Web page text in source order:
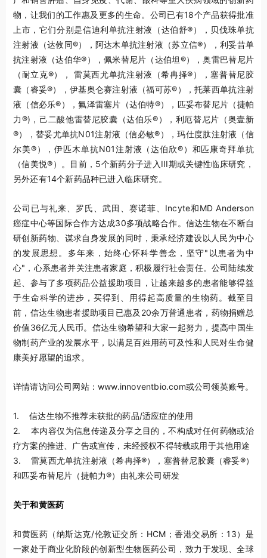
物，让我们的工作惠及更多的生命。公司已有18个产品获得批准
上市，它们分别是信迪利单抗注射液（达伯舒®），贝伐珠单抗
注射液（达攸同®），阿达木单抗注射液（苏立信®），利妥昔单
抗注射液（达伯华®），佩米替尼片（达伯坦®），奥雷巴替尼片
（耐立克®）， 雷莫西尤单抗注射液（希冉择®），塞普替尼胶
囊（睿妥®），伊基奥仑赛注射液（福可苏®），托莱西单抗注射
液（信必乐®），氟泽雷塞片（达伯特®），匹妥布替尼片（捷帕
力®)，己二酸他雷替尼胶囊（达伯乐®），利厄替尼片（奥壹新
®），替妥尤单抗N01注射液（信必敏®），玛仕度肽注射液（信
尔美®），伊匹木单抗N01注射液（达伯欣®）和匹康奇拜单抗
（信美悦®）。目前，5个新药分子进入III期或关键性临床研究，
另外还有14个新药品种已进入临床研究。
公司已与礼来、罗氏、武田、赛诺菲、Incyte和MD Anderson
癌症中心等国际合作方达成30多项战略合作。信达生物在不断自
研创新药物、谋求自身发展的同时，秉承经济建设以人民为中心
的发展思想。多年来，始终心怀科学善念，坚守"以患者为中
心"，心系患者并关注患者家庭，积极履行社会责任。公司陆续发
起、参与了多项药品公益援助项目，让越来越多的患者能够得益
于生命科学的进步，买得到、用得起高质量的生物药。截至目
前，信达生物患者援助项目已惠及20余万普通患者，药物捐赠总
价值36亿元人民币。信达生物希望和大家一起努力，提高中国生
物制药产业的发展水平，以满足百姓用药可及性和人民对生命健
康美好愿望的追求。
详情请访问公司网站：www.innoventbio.com或公司领英账号。
1. 信达生物不推荐未获批的药品/适应症的使用
2. 本内容仅为信息传递及分享之 目的，不构成对任何药物或治
疗方案的推进、广告或宣传，未经授权不得转载或用于其他用途
3. 雷莫西尤单抗注射液（希冉择®），塞普替尼胶囊（睿妥®）
和匹妥布替尼片（捷帕力®）由礼来公司研发
关于和黄医药
和黄医药（纳斯达克/伦敦证交所：HCM；香港交易所：13）是
一家处于商业化阶段的创新型生物医药公司，致力于发现、全球